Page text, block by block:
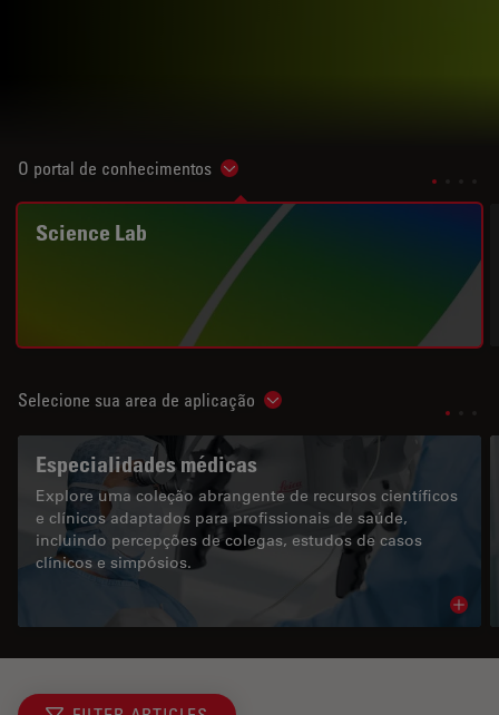
O portal de conhecimentos Show subnavigation
Science Lab
Selecione sua area de aplicação Show subnavigation
Especialidades médicas
Explore uma coleção abrangente de recursos científicos
e clínicos adaptados para profissionais de saúde,
incluindo percepções de colegas, estudos de casos
clínicos e simpósios.